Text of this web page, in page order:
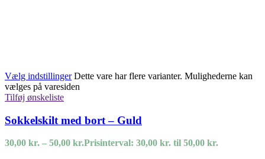
Vælg indstillinger Dette vare har flere varianter. Mulighederne kan
vælges på varesiden
Tilføj ønskeliste
Sokkelskilt med bort – Guld
30,00 kr. – 50,00 kr.Prisinterval: 30,00 kr. til 50,00 kr.